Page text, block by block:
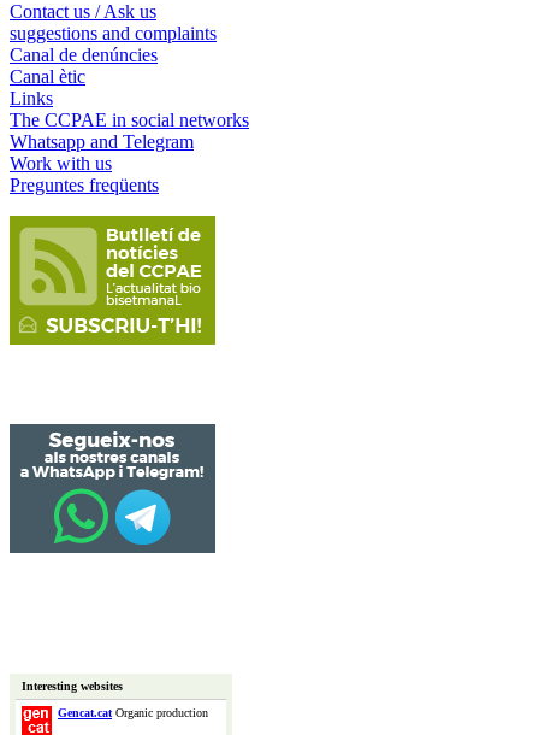
Contact us / Ask us
suggestions and complaints
Canal de denúncies
Canal ètic
Links
The CCPAE in social networks
Whatsapp and Telegram
Work with us
Preguntes freqüents
Interesting websites
Gencat.catOrganic production